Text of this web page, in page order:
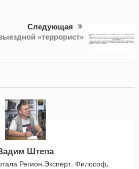
Следующая
«террорист»
Штепа
Регион.Эксперт. Философ,